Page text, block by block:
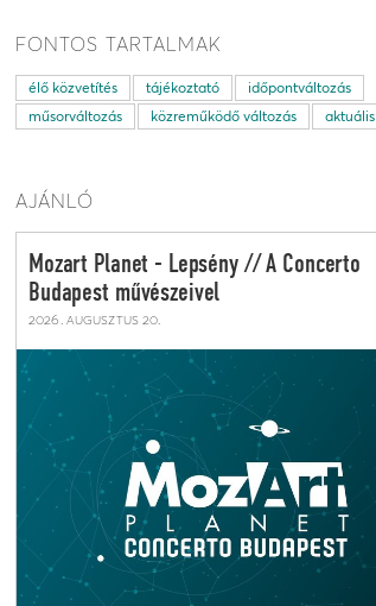
FONTOS TARTALMAK
élő közvetítés tájékoztató
időpontváltozás
műsorváltozás
közreműködő változás aktuális
AJÁNLÓ
Mozart Planet - Lepsény // A Concerto
Budapest művészeivel
2026. augusztus 20.